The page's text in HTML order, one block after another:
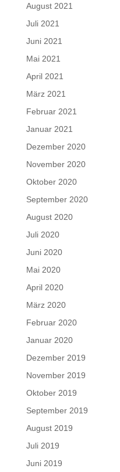
August 2021
Juli 2021
Juni 2021
Mai 2021
April 2021
März 2021
Februar 2021
Januar 2021
Dezember 2020
November 2020
Oktober 2020
September 2020
August 2020
Juli 2020
Juni 2020
Mai 2020
April 2020
März 2020
Februar 2020
Januar 2020
Dezember 2019
November 2019
Oktober 2019
September 2019
August 2019
Juli 2019
Juni 2019